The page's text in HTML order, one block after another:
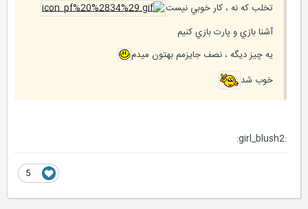
تخلب كه نه ، كار خوبي نيست
آشنا بازي و پارت بازي كنيم
يه چيز ديگه ، نصف جايزمم بهتون ميدم
خوب شد